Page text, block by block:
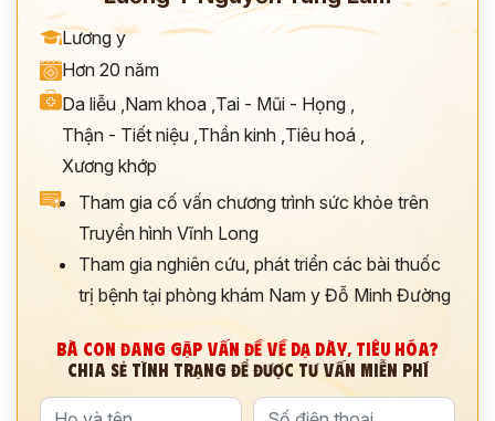
Lương y
Hơn 20 năm
Da liễu ,Nam khoa ,Tai - Mũi - Họng ,
Thận - Tiết niệu ,Thần kinh ,Tiêu hoá ,
Xương khớp
Tham gia cố vấn chương trình sức khỏe trên
Truyền hình Vĩnh Long
Tham gia nghiên cứu, phát triển các bài thuốc
trị bệnh tại phòng khám Nam y Đỗ Minh Đường
BÀ CON ĐANG GẶP VẤN ĐỀ VỀ DẠ DÀY, TIÊU HÓA?
CHIA SẺ TÌNH TRẠNG ĐỂ ĐƯỢC TƯ VẤN MIỄN PHÍ